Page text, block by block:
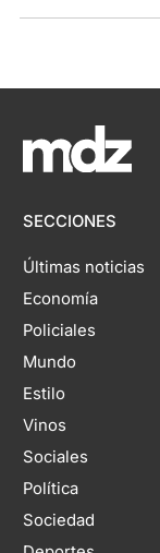
SECCIONES
Últimas noticias
Economía
Policiales
Mundo
Estilo
Vinos
Sociales
Política
Sociedad